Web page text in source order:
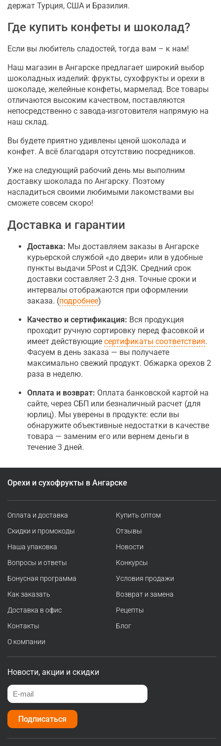
держат Турция, США и Бразилия.
Где купить конфеты и шоколад?
Если вы любитель сладостей, тогда вам – к нам!
Наш магазин в Ангарске предлагает широкий выбор
шоколадных изделий: фрукты, сухофрукты и орехи в
шоколаде, желейные конфеты, мармелад. Все товары
отличаются высоким качеством, поставляются
непосредственно с завода-изготовителя напрямую на
наш склад.
Вы будете приятно удивлены ценой шоколада и
конфет. А всё благодаря отсутствию посредников.
Уже на следующий рабочий день мы выполним
доставку шоколада по Ангарску. Поэтому
насладиться своими любимыми лакомствами вы
сможете совсем скоро!
Доставка и гарантии
Доставка: Мы доставляем заказы в Ангарске
курьерской службой «до двери» или в удобные
пункты выдачи 5Post и СДЭК. Средний срок
доставки составляет 2-3 дня. Точные сроки и
интервалы отображаются при оформлении
заказа. (подробнее)
Качество и сертификация: Вся продукция
проходит ручную сортировку перед фасовкой и
имеет действующие сертификаты соответствия.
Фасуем в день заказа — вы получаете
максимально свежий продукт. Обжарка орехов 2
раза в неделю.
Оплата и возврат: Оплата банковской картой на
сайте, через СБП или безналичный расчет (для
юрлиц). Мы уверены в продукте: если вы
обнаружите объективные недостатки в качестве
товара — заменим его или вернем деньги в
течение 3 дней.
Орехи и сухофрукты в Ангарске
Оплата и доставка
Скидки и промокоды
Наша упаковка
Вопросы и ответы
Бонусная программа
Как заказать
Доставка в офис
Контакты
О компании
Купить оптом
Отзывы
Новости
Конкурсы
Условия продажи
Возврат и замена
Рецепты
Блог
Новости, акции и скидки
Подписаться